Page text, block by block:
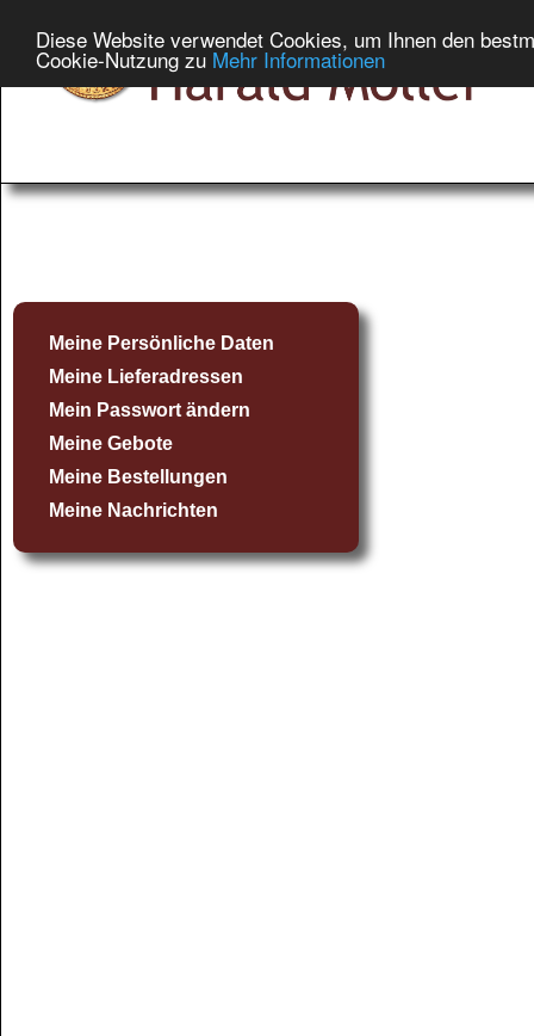
Diese Website verwendet Cookies, um Ihnen den
Cookie-Nutzung zu Mehr Informationen
Meine Persönliche Daten
Meine Lieferadressen
Mein Passwort ändern
Meine Gebote
Meine Bestellungen
Meine Nachrichten